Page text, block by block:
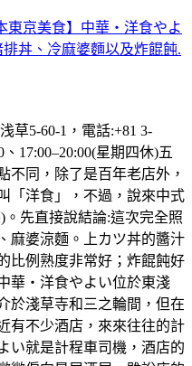
東京美食】中華・洋食やよ
丼、冷麻婆麵以及炸餛飩.
草5-60-1，電話:+81 3-
17:00–20:00(星期四休)五
不同，除了是百年老店外，
「洋食」，不過，說來中式
先直接說結論:這次完全照
麻婆涼麵。上カツ丼的醬汁
比例熟度非常好；炸餛飩好
華・洋食やよい位於東淺
於淺草寺和三之輪間，但在
有不少酒店，來來往往的計
い就是計程車司機，酒店的